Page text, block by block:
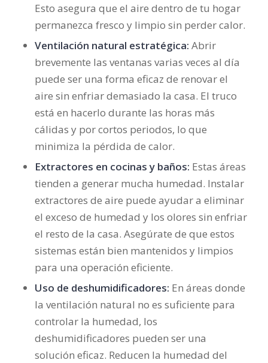
Esto asegura que el aire dentro de tu hogar
permanezca fresco y limpio sin perder calor.
Ventilación natural estratégica: Abrir
brevemente las ventanas varias veces al día
puede ser una forma eficaz de renovar el
aire sin enfriar demasiado la casa. El truco
está en hacerlo durante las horas más
cálidas y por cortos periodos, lo que
minimiza la pérdida de calor.
Extractores en cocinas y baños: Estas áreas
tienden a generar mucha humedad. Instalar
extractores de aire puede ayudar a eliminar
el exceso de humedad y los olores sin enfriar
el resto de la casa. Asegúrate de que estos
sistemas están bien mantenidos y limpios
para una operación eficiente.
Uso de deshumidificadores: En áreas donde
la ventilación natural no es suficiente para
controlar la humedad, los
deshumidificadores pueden ser una
solución eficaz. Reducen la humedad del